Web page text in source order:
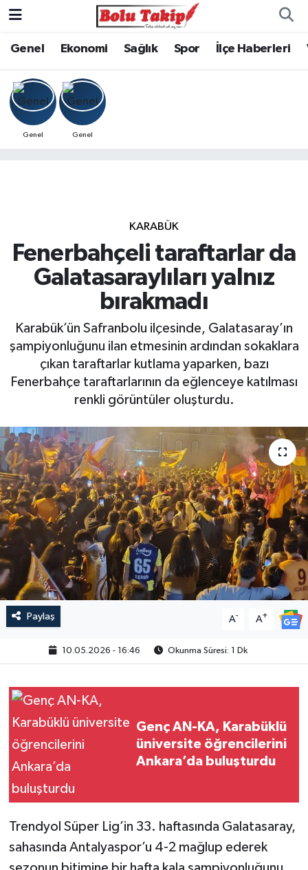
Genel Ekonomi Sağlık Spor İlçe Haberleri
Genel Genel
KARABÜK
Fenerbahçeli taraftarlar da
Galatasaraylıları yalnız
bırakmadı
Karabük’ün Safranbolu ilçesinde, Galatasaray’ın
şampiyonluğunu ilan etmesinin ardından sokaklara
çıkan taraftarlar kutlama yaparken, bazı
Fenerbahçe taraftarlarının da eğlenceye katılması
renkli görüntüler oluşturdu.
Paylaş A- A+
10.05.2026 - 16:46 Okunma Süresi: 1 Dk
Genç AN-KA, Karabüklü
üniversite öğrencilerini
Ankara’da buluşturdu
Trendyol Süper Lig’in 33. haftasında Galatasaray,
sahasında Antalyaspor’u 4-2 mağlup ederek